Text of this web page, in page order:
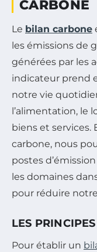
CARBONE
Le bilan carbone
les émissions de
générées par les
indicateur prend
notre vie
l’alimentation, le
biens et
carbone, nous
postes
les domaines
pour réduire
LES
Pour établir un